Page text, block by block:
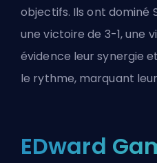
objectifs. Ils ont dominé
une victoire de 3-1, une
évidence leur synergie
le rythme, marquant
EDward